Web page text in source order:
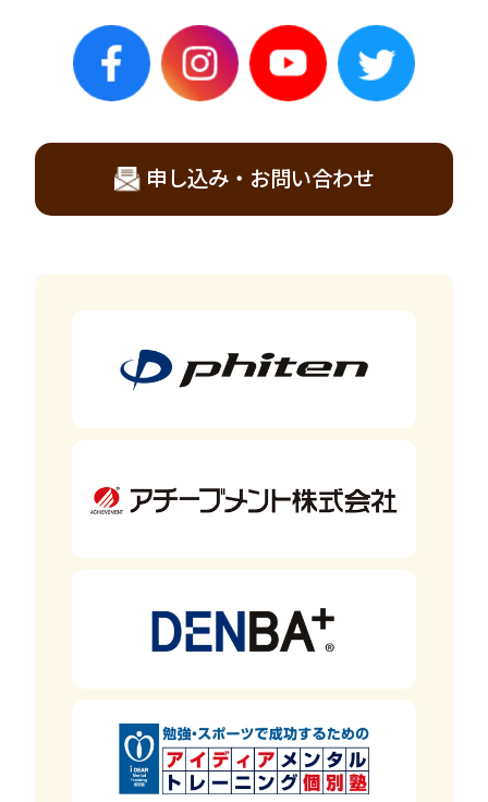
申し込み・お問い合わせ